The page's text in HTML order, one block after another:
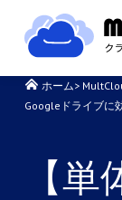
ホーム>
Googleドライブに
【